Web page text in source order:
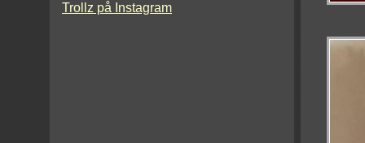
Trollz på Instagram